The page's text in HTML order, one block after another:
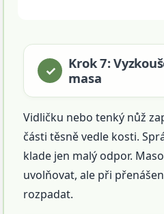
Krok 7:
masa
Vidličku nebo tenký nůž
části těsně vedle kosti.
klade jen malý odpor.
uvolňovat, ale při
rozpadat.